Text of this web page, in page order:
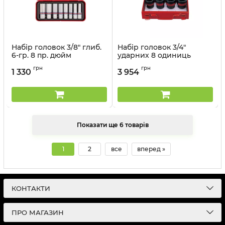
Набір головок 3/8" глиб.
6-гр. 8 пр. дюйм
Артикул:
1 330 грн
Набір головок 3/4"
ударних 8 одиниць
3 954 грн
Показати ще 6 товарів
1 2 все вперед »
КОНТАКТИ
ПРО МАГАЗИН